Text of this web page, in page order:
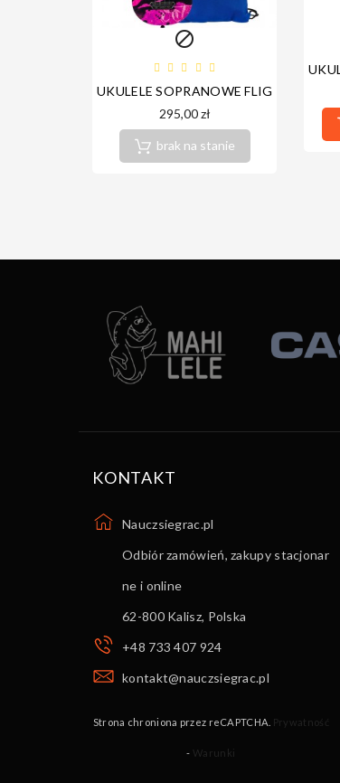

UKULELE SOPRANOWE FLIGHT UTS-
295,00 zł
brak na stanie
KONTAKT
Nauczsiegrac.pl
Odbiór zamówień, zakupy stacjonar
ne i online
62-800 Kalisz, Polska
+48 733 407 924
kontakt@nauczsiegrac.pl
Strona chroniona przez reCAPTCHA. Prywatność
- Warunki